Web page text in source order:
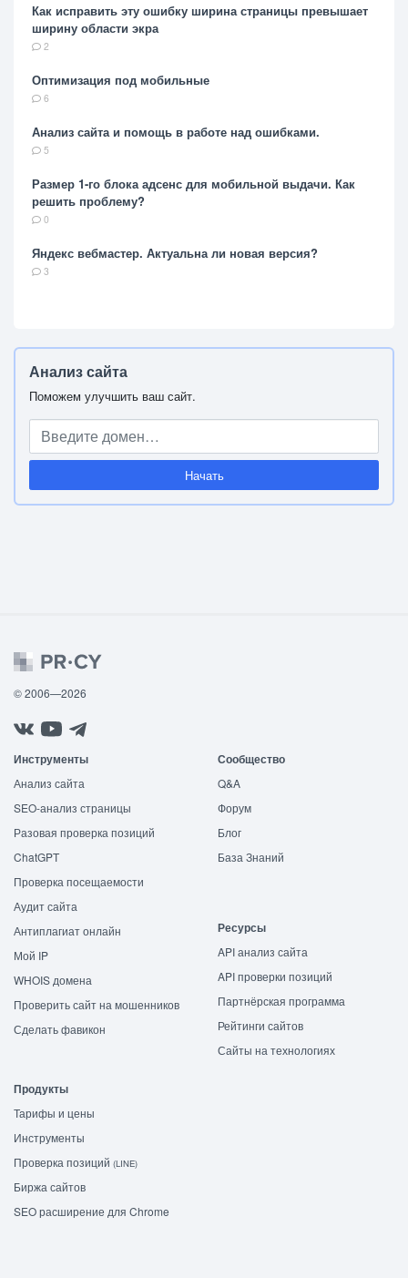
Как исправить эту ошибку ширина страницы превышает
ширину области экра
2
Оптимизация под мобильные
6
Анализ сайта и помощь в работе над ошибками.
5
Размер 1-го блока адсенс для мобильной выдачи. Как
решить проблему?
0
Яндекс вебмастер. Актуальна ли новая версия?
3
Анализ сайта
Поможем улучшить ваш сайт.
Начать
© 2006—2026
Инструменты
Анализ сайта
SEO-анализ страницы
Разовая проверка позиций
ChatGPT
Проверка посещаемости
Аудит сайта
Антиплагиат онлайн
Мой IP
WHOIS домена
Проверить сайт на мошенников
Сделать фавикон
Сообщество
Q&A
Форум
Блог
База Знаний
Ресурсы
API анализ сайта
API проверки позиций
Партнёрская программа
Рейтинги сайтов
Сайты на технологиях
Продукты
Тарифы и цены
Инструменты
Проверка позиций (LINE)
Биржа сайтов
SEO расширение для Chrome